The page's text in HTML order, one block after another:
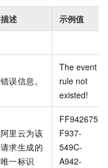
描述 示例值
错误信息。
The event
rule not
阿里云为该
请求生成的
唯一标识
FF942675-
F937-
549C-
A942-